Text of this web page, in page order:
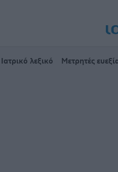
Ιατρικό λεξικό Μετρητές